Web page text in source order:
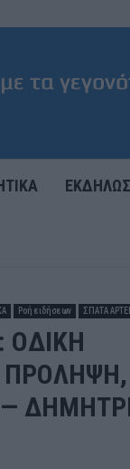
Ροή ειδήσεων ΣΠΑΤΑ
ΠΡΟΛΗΨΗ,
—